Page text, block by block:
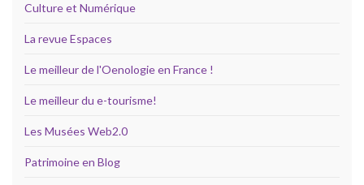
Culture et Numérique
La revue Espaces
Le meilleur de l'Oenologie en France !
Le meilleur du e-tourisme!
Les Musées Web2.0
Patrimoine en Blog